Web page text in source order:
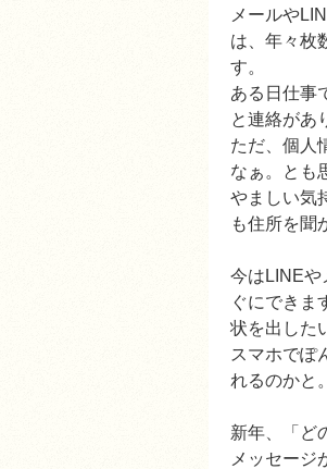
メールや
は、年々枚
す。
ある日仕事
と連絡があ
ただ、個人
なぁ。とも
やましい気
も住所を聞
今はLINEや
ぐにできま
状を出した
スマホでぽ
れるのかと
新年、「ど
メッセージ